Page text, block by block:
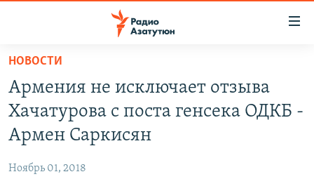
Перейти
основному
содержанию
Перейти
основной
навигации
НОВОСТИ
ПОЛИТИКА
ЭКОНОМИКА
НОВОСТИ
Армения не исключает отзыва
Хачатурова с поста генсека ОДКБ -
Армен Саркисян
Ноябрь 01, 2018